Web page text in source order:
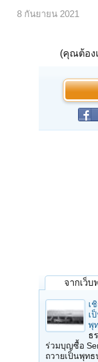
8 กันยายน 2021
(คุณต้อง
จากเว็บ
เ
เ
พุ
ธ
ร่วมบุญซื้อ
ถวายเป็นพุท